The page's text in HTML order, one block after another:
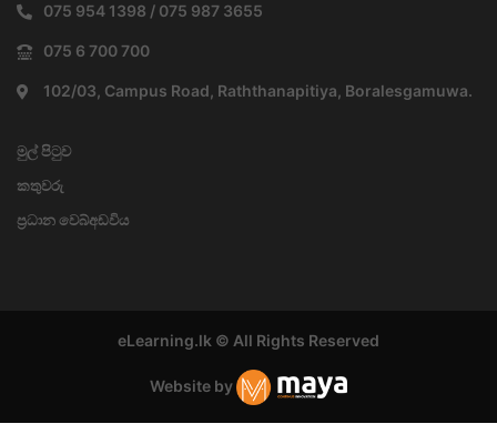
075 954 1398 / 075 987 3655
075 6 700 700
102/03, Campus Road, Raththanapitiya, Boralesgamuwa.
මුල් පිටුව
කතුවරු
ප්‍රධාන වෙබ්අඩවිය
eLearning.lk © All Rights Reserved
Website by